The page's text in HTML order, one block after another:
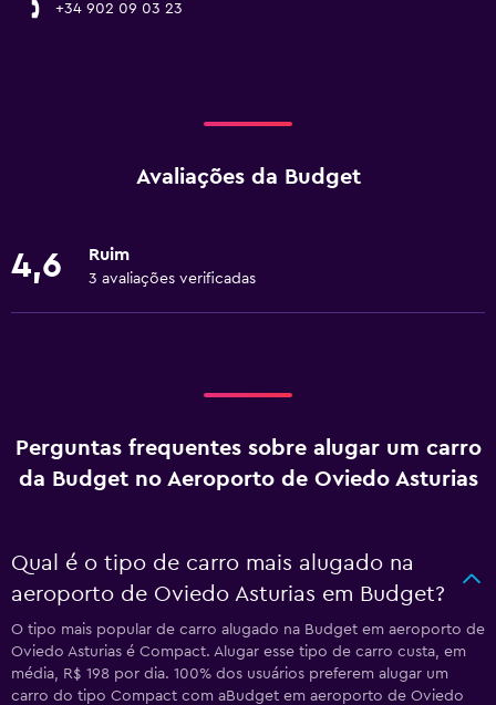
+34 902 09 03 23
Avaliações da Budget
4,6 Ruim
3 avaliações verificadas
Perguntas frequentes sobre alugar um carro
da Budget no Aeroporto de Oviedo Asturias
Qual é o tipo de carro mais alugado na
aeroporto de Oviedo Asturias em Budget?
O tipo mais popular de carro alugado na Budget em aeroporto de
Oviedo Asturias é Compact. Alugar esse tipo de carro custa, em
média, R$ 198 por dia. 100% dos usuários preferem alugar um
carro do tipo Compact com aBudget em aeroporto de Oviedo